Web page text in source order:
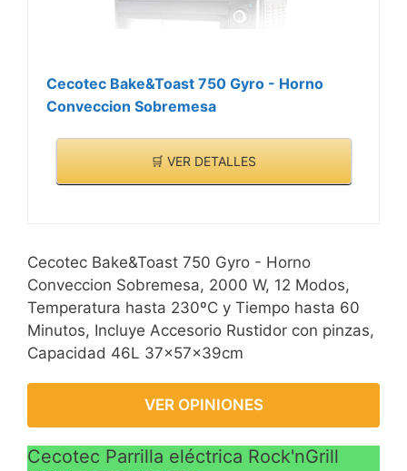
Cecotec Bake&Toast 750 Gyro - Horno
Conveccion Sobremesa
🛒 VER DETALLES
Cecotec Bake&Toast 750 Gyro - Horno
Conveccion Sobremesa, 2000 W, 12 Modos,
Temperatura hasta 230ºC y Tiempo hasta 60
Minutos, Incluye Accesorio Rustidor con pinzas,
Capacidad 46L 37x57x39cm
VER OPINIONES
Cecotec Parrilla eléctrica Rock'nGrill